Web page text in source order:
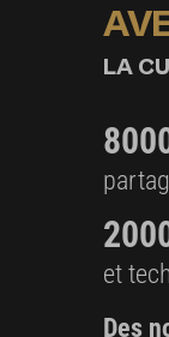
LA
et
Des